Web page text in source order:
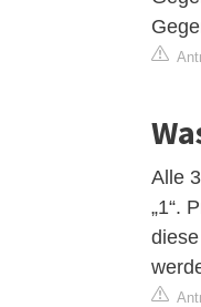
Alle
„1“.